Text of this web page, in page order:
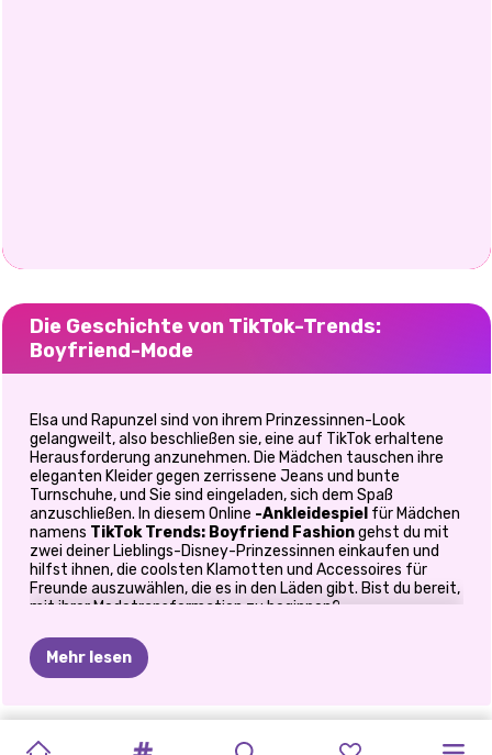
Die Geschichte von TikTok-Trends:
Boyfriend-Mode
Elsa und Rapunzel sind von ihrem Prinzessinnen-Look
gelangweilt, also beschließen sie, eine auf TikTok erhaltene
Herausforderung anzunehmen. Die Mädchen tauschen ihre
eleganten Kleider gegen zerrissene Jeans und bunte
Turnschuhe, und Sie sind eingeladen, sich dem Spaß
anzuschließen. In diesem Online -Ankleidespiel für Mädchen
namens TikTok Trends: Boyfriend Fashiongehst du mit
zwei deiner Lieblings-Disney-Prinzessinnen einkaufen und
hilfst ihnen, die coolsten Klamotten und Accessoires für
Freunde auszuwählen, die es in den Läden gibt. Bist du bereit,
mit ihrer Modetransformation zu beginnen?
Beim Boyfriend-Trend dreht sich alles um das Tragen von
Oversized-Klamotten, und manchmal geht es darum, Teile
aus der Garderobe Ihres Freundes dezent zu entfernen und
sich lange Sweatshirts gepaart mit coolen Stiefeln vor, seine
Mehr lesen
SOMMERLICHE
PRINZESSIN PRINZESSIN
PRINZESSINNEN PRINZESSIN MEIN